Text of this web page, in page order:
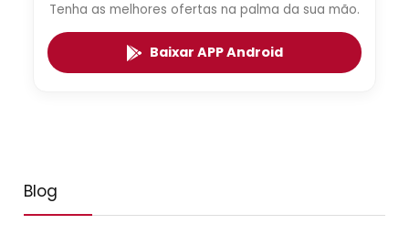
Tenha as melhores ofertas na palma da sua mão.
Baixar APP Android
Blog